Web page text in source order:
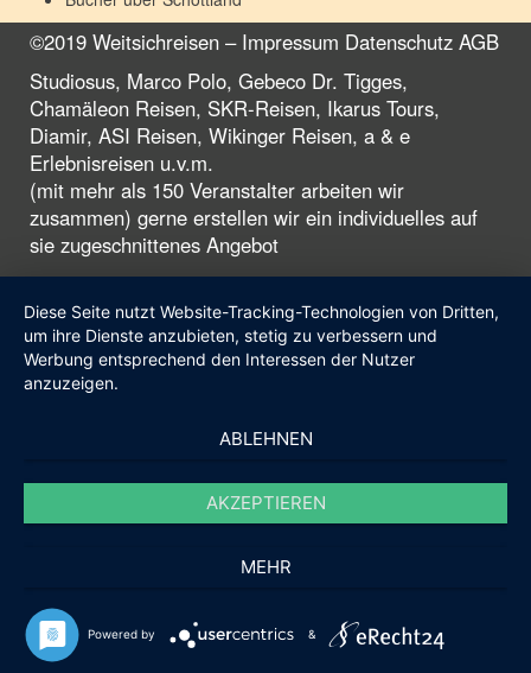
©2019 Weitsichreisen – Impressum Datenschutz AGB
Studiosus, Marco Polo, Gebeco Dr. Tigges,
Chamäleon Reisen, SKR-Reisen, Ikarus Tours,
Diamir, ASI Reisen, Wikinger Reisen, a & e
Erlebnisreisen u.v.m.
(mit mehr als 150 Veranstalter arbeiten wir
zusammen) gerne erstellen wir ein individuelles auf
sie zugeschnittenes Angebot
Diese Seite nutzt Website-Tracking-Technologien von Dritten,
um ihre Dienste anzubieten, stetig zu verbessern und
Werbung entsprechend den Interessen der Nutzer
anzuzeigen.
ABLEHNEN
AKZEPTIEREN
MEHR
Powered by &